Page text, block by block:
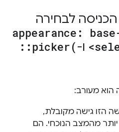
לבחירה
appearance:
ו- :: picker(
הוא מעורב:
הזו גישה מקובלת,
מהמצב הנוכחי. הם